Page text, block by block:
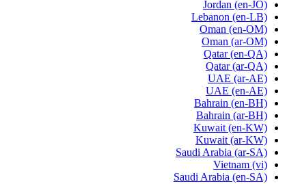
Jordan (en-JO)
Lebanon (en-LB)
Oman (en-OM)
Oman (ar-OM)
Qatar (en-QA)
Qatar (ar-QA)
UAE (ar-AE)
UAE (en-AE)
Bahrain (en-BH)
Bahrain (ar-BH)
Kuwait (en-KW)
Kuwait (ar-KW)
Saudi Arabia (ar-SA)
Vietnam (vi)
Saudi Arabia (en-SA)